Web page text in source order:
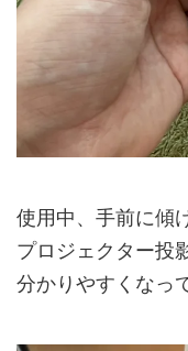
使用中、手前に傾
プロジェクター投
分かりやすくなっ